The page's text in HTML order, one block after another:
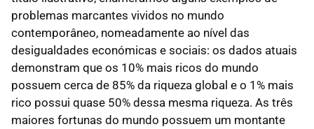
problemas marcantes vividos no mundo
contemporâneo, nomeadamente ao nível das
desigualdades económicas e sociais: os dados atuais
demonstram que os 10% mais ricos do mundo
possuem cerca de 85% da riqueza global e o 1% mais
rico possui quase 50% dessa mesma riqueza. As três
maiores fortunas do mundo possuem um montante